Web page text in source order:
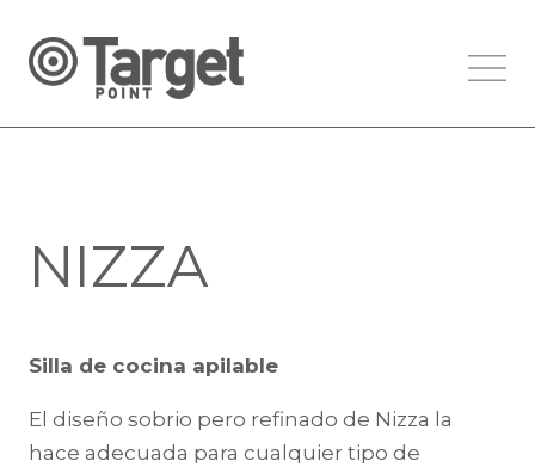
NIZZA
Silla de cocina apilable
El diseño sobrio pero refinado de Nizza la
hace adecuada para cualquier tipo de